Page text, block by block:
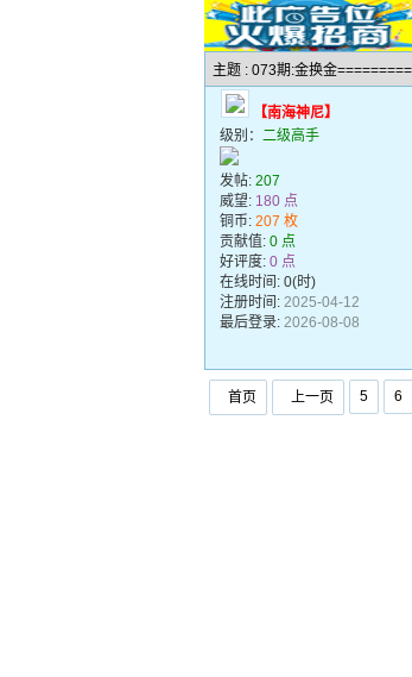
主题 : 073期:金换金
【南海神尼】
级别： 二级高手
发帖: 207
威望: 180 点
铜币: 207 枚
贡献值: 0 点
好评度: 0 点
在线时间: 0(时)
注册时间: 2025-04-12
最后登录: 2026-08-08
首页 上一页 5 6